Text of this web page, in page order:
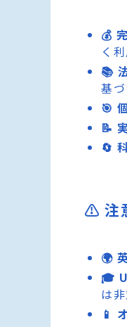
💰
く
📚
基
🎯
📝
🔄
⚠️ 注
🌍
🎓
は
📱